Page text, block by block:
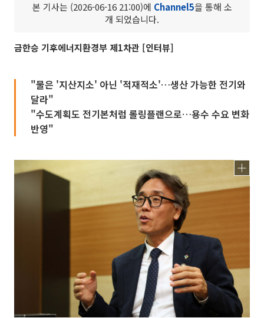
본 기사는 (2026-06-16 21:00)에 Channel5을 통해 소
개 되었습니다.
금한승 기후에너지환경부 제1차관 [인터뷰]
"물은 '지산지소' 아닌 '적재적소'…생산 가능한 전기와
달라"
"수도계획도 전기본처럼 롤링플랜으로…용수 수요 변화
반영"